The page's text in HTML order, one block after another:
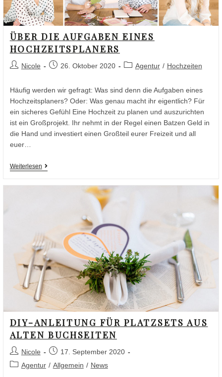
ÜBER DIE AUFGABEN EINES
HOCHZEITSPLANERS
Nicole 26. Oktober 2020 Agentur / Hochzeiten
Häufig werden wir gefragt: Was sind denn die Aufgaben eines
Hochzeitsplaners? Oder: Was genau macht ihr eigentlich? Für
ein sicheres Gefühl Eine Hochzeit zu planen und auszurichten
ist ein Großprojekt. Ihr nehmt in der Regel einen Batzen Geld in
die Hand und investiert einen Großteil eurer Freizeit und all
euer…
Weiterlesen
DIY-ANLEITUNG FÜR PLATZSETS AUS
ALTEN BUCHSEITEN
Nicole
17. September 2020
Agentur / Allgemein / News